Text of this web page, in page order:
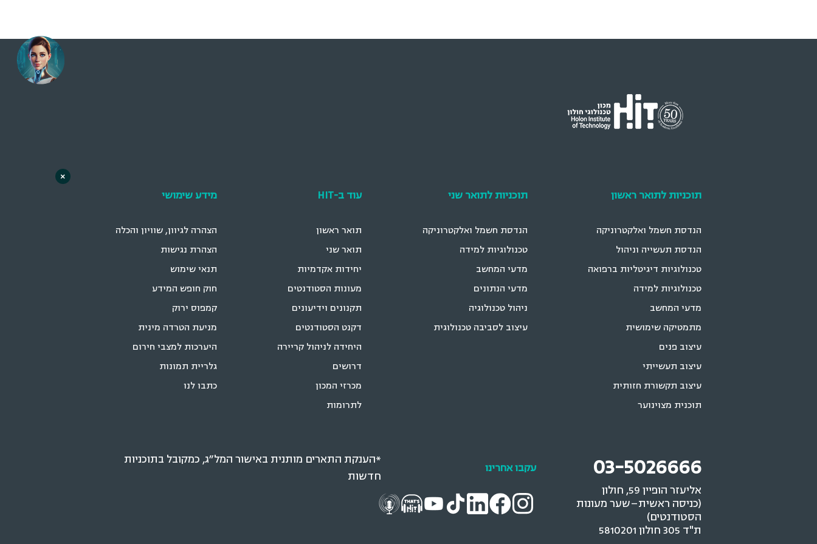
תוכניות לתואר ראשון
הנדסת חשמל ואלקטרוניקה
הנדסת תעשייה וניהול
טכנולוגיות דיגיטליות ברפואה
טכנולוגיות למידה
מדעי המחשב
מתמטיקה שימושית
עיצוב פנים
עיצוב תעשייתי
עיצוב תקשורת חזותית
תוכנית מצוינוער
תוכניות לתואר שני
הנדסת חשמל ואלקטרוניקה
טכנולוגיות למידה
מדעי המחשב
מדעי הנתונים
ניהול טכנולוגיה
עיצוב לסביבה טכנולוגית
עוד ב-HIT
תואר ראשון
תואר שני
יחידות אקדמיות
מעונות הסטודנטים
תקנונים וידיעונים
דקנט הסטודנטים
היחידה לניהול קריירה
דרושים
מכרזי המכון
לתרומות
מידע שימושי
הצהרה לגיוון, שוויון והכלה
הצהרת נגישות
תנאי שימוש
חוק חופש המידע
קמפוס ירוק
מניעת הטרדה מינית
היערכות למצבי חירום
גלריית תמונות
כתבו לנו
03-5026666
אליעזר הופיין 59, חולון
(כניסה ראשית–שער מעונות
הסטודנטים)
ת"ד 305 חולון 5810201
עקבו אחרינו
*הענקת התארים מותנית באישור המל״ג, כמקובל בתוכניות
חדשות
×